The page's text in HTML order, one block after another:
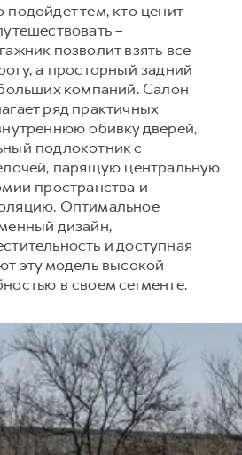
подойдет тем, кто ценит
–
позволит взять все
а просторный задний
компаний. Салон
ряд практичных
обивку дверей,
подлокотник с
парящую центральную
пространства и
Оптимальное
дизайн,
и доступная
эту модель высокой
в своем сегменте.